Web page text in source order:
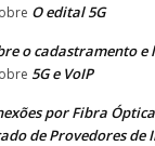
O edital 5G
o cadastramento
5G e VoIP
por Fibra Óptica
de Provedores de